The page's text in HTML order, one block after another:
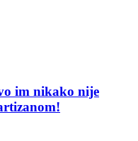
im nikako nije